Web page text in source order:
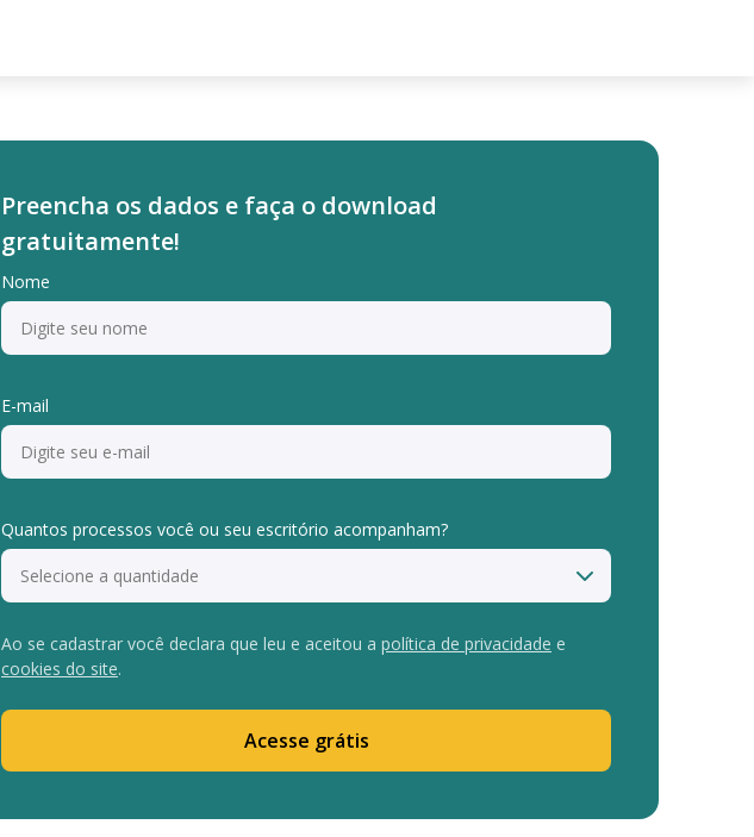
Preencha os dados e faça o download
gratuitamente!
Nome
E-mail
Quantos processos você ou seu escritório acompanham?
Ao se cadastrar você declara que leu e aceitou a política de privacidade e
cookies do site.
Acesse grátis